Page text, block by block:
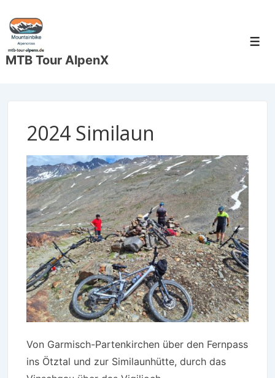
Zum
Inhalt
MTB Tour AlpenX
2024 Similaun
Von Garmisch-Partenkirchen über den Fernpass
ins Ötztal und zur Similaunhütte, durch das